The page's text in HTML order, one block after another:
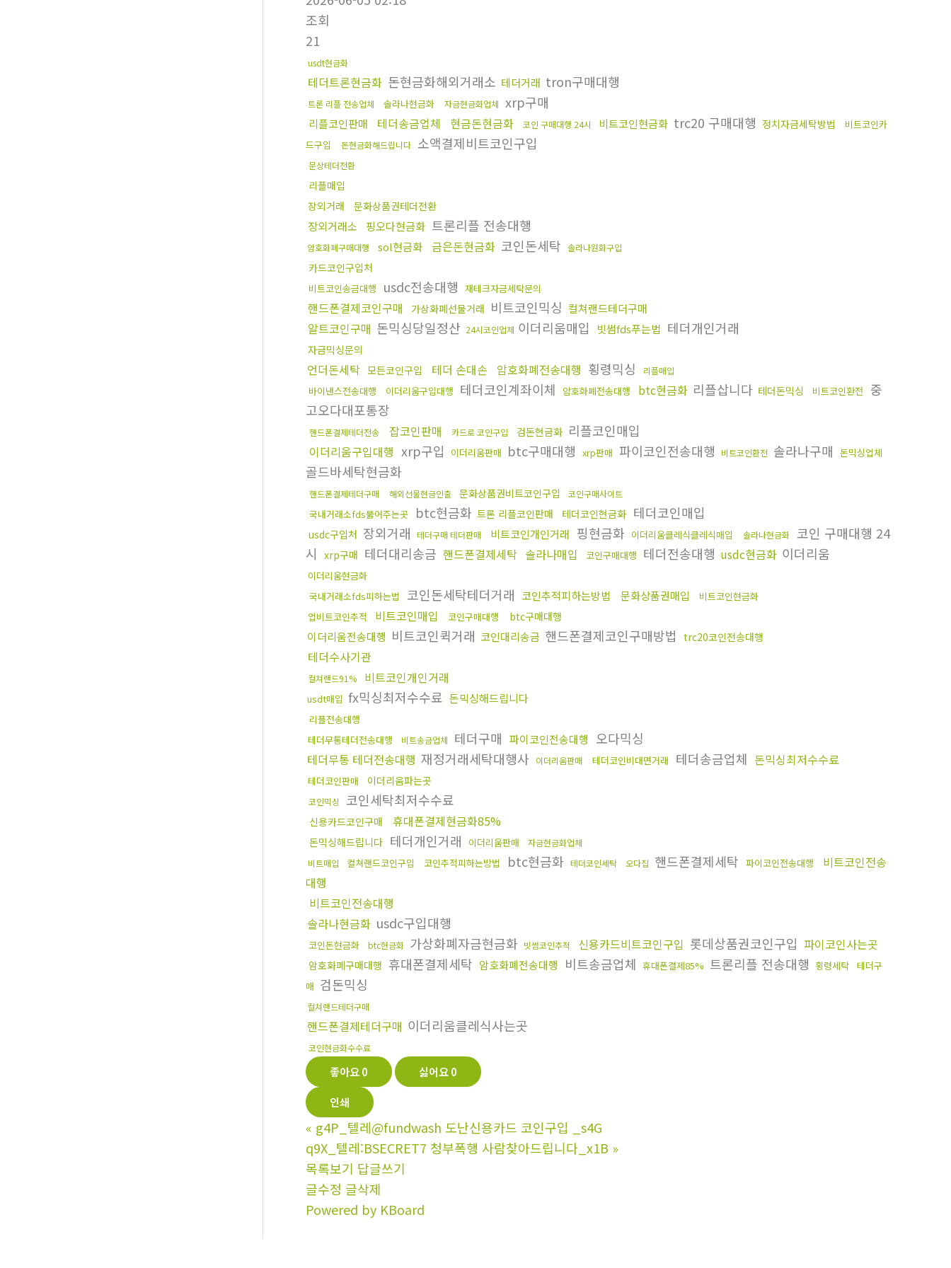
조회
21
usdt현금화
테더트론현금화 돈현금화해외거래소 테더거래 tron구매대행
트론 리플 전송업체 솔라나현금화 자금현금화업체 xrp구매
리플코인판매 테더송금업체 현금돈현금화 코인 구매대행 24시 비트코인현금화 trc20 구매대행 정치자금세탁방법
비트코인카
드구입
돈현금화해드립니다 소액결제비트코인구입
문상테더전환
리플매입
장외거래
문화상품권테더전환
장외거래소 핑오다현금화 트론리플 전송대행
암호화폐구매대행 sol현금화 금은돈현금화 코인돈세탁 솔라나원화구입
카드코인구입처
비트코인송금대행 usdc전송대행 재테크자금세탁문의
핸드폰결제코인구매 가상화폐선물거래 비트코인믹싱 컬쳐랜드테더구매
알트코인구매 돈믹싱당일정산 24시코인업체 이더리움매입 빗썸fds푸는법 테더개인거래
자금믹싱문의
언더돈세탁 모든코인구입 테더 손대손 암호화폐전송대행 횡령믹싱 리플매입
바이낸스전송대행 이더리움구입대행 테더코인계좌이체 암호화폐전송대행 btc현금화 리플삽니다 테더돈믹싱 비트코인환전
중
고오다대포통장
핸드폰결제테더전송 잡코인판매 카드로 코인구입 검돈현금화 리플코인매입
이더리움구입대행 xrp구입 이더리움판매 btc구매대행 xrp판매 파이코인전송대행 비트코인환전 솔라나구매 돈믹싱업체
골드바세탁현금화
핸드폰결제테더구매 해외선물현금인출 문화상품권비트코인구입 코인구매사이트
국내거래소fds뚫어주는곳 btc현금화 트론 리플코인판매 테더코인현금화 테더코인매입
usdc구입처 장외거래 테더구매 테더판매 비트코인개인거래 핑현금화 이더리움클레식클레식매입 솔라나현금화
코인 구매대행 24
시 xrp구매 테더대리송금 핸드폰결제세탁 솔라나매입 코인구매대행 테더전송대행 usdc현금화 이더리움
이더리움현금화
국내거래소fds피하는법
코인돈세탁테더거래 코인추적피하는방법 문화상품권매입
비트코인현금화
업비트코인추적
비트코인매입 코인구매대행 btc구매대행
이더리움전송대행 비트코인퀵거래 코인대리송금 핸드폰결제코인구매방법 trc20코인전송대행
테더수사기관
컬쳐랜드91% 비트코인개인거래
usdt매입 fx믹싱최저수수료 돈믹싱해드립니다
리플전송대행
테더무통테더전송대행
비트송금업체 테더구매 파이코인전송대행 오다믹싱
테더무통 테더전송대행 재정거래세탁대행사 이더리움판매 테더코인비대면거래 테더송금업체 돈믹싱최저수수료
테더코인판매 이더리움파는곳
코인믹싱 코인세탁최저수수료
신용카드코인구매 휴대폰결제현금화85%
돈믹싱해드립니다 테더개인거래 이더리움판매
자금현금화업체
비트매입
컬쳐랜드코인구입 코인추적피하는방법 btc현금화 테더코인세탁 오다집 핸드폰결제세탁 파이코인전송대행
비트코인전송
대행
비트코인전송대행
솔라나현금화 usdc구입대행
코인돈현금화 btc현금화 가상화폐자금현금화 빗썸코인추적 신용카드비트코인구입 롯데상품권코인구입 파이코인사는곳
암호화폐구매대행 휴대폰결제세탁 암호화폐전송대행 비트송금업체 휴대폰결제85% 트론리플 전송대행 횡령세탁 테더구
매 검돈믹싱
컬쳐랜드테더구매
핸드폰결제테더구매 이더리움클레식사는곳
코인현금화수수료
좋아요0 싫어요0
인쇄
« g4P_텔레@fundwash 도난신용카드 코인구입 _s4G
q9X_텔레:BSECRET7 청부폭행 사람찾아드립니다_x1B »
목록보기 답글쓰기
글수정 글삭제
Powered by KBoard